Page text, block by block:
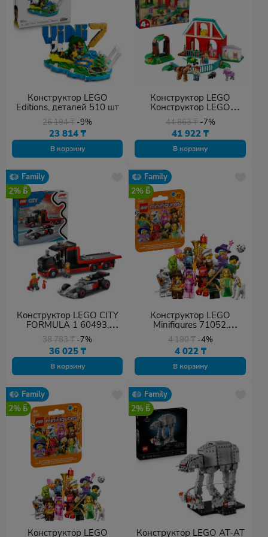
Конструктор LEGO
Editions, деталей 510 шт
26 194₸ -9%
23 814 ₸
В корзину
Конструктор LEGO
Конструктор LEGO
DISNEY Конюшня Блэйза
43304 43304, деталей
209 шт
44 863₸ -7%
41 922₸
В корзину
Family
2%
Конструктор LEGO CITY
FORMULA 1 60493,
деталей 508 шт
38 783₸ -7%
36 025 ₸
В корзину
Family
2%
Конструктор LEGO
Minifigures 71052,
деталей 8 шт
4 190₸ -4%
4 022 ₸
В корзину
Family
2%
Конструктор LEGO
Family
2%
Конструктор LEGO АТ-АТ